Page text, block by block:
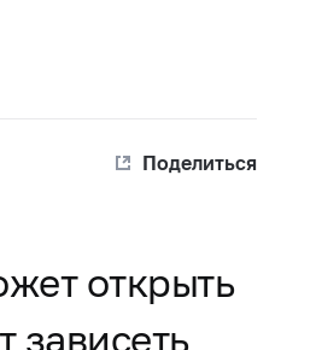
Поделиться
открыть
зависеть